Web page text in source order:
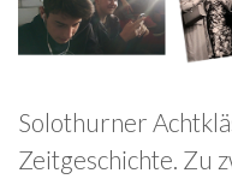
Solothurner
Zeitgeschichte. Zu